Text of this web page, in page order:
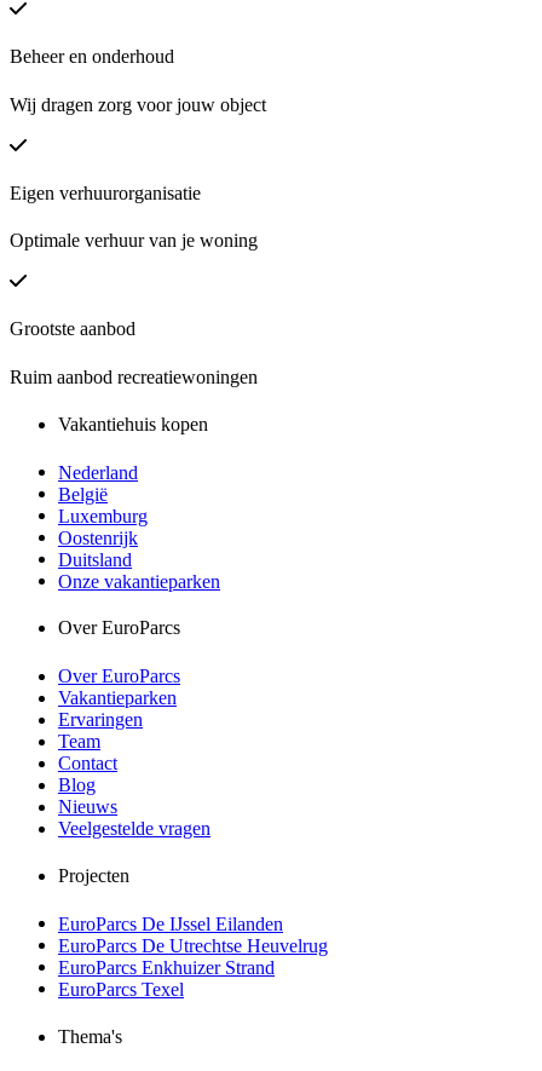
Beheer en onderhoud
Wij dragen zorg voor jouw object
Eigen verhuurorganisatie
Optimale verhuur van je woning
Grootste aanbod
Ruim aanbod recreatiewoningen
Vakantiehuis kopen
Nederland
België
Luxemburg
Oostenrijk
Duitsland
Onze vakantieparken
Over EuroParcs
Over EuroParcs
Vakantieparken
Ervaringen
Team
Contact
Blog
Nieuws
Veelgestelde vragen
Projecten
EuroParcs De IJssel Eilanden
EuroParcs De Utrechtse Heuvelrug
EuroParcs Enkhuizer Strand
EuroParcs Texel
Thema's